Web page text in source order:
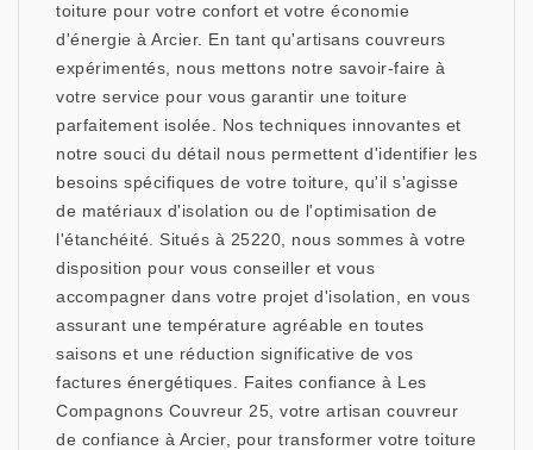
toiture pour votre confort et votre économie
d'énergie à Arcier. En tant qu'artisans couvreurs
expérimentés, nous mettons notre savoir-faire à
votre service pour vous garantir une toiture
parfaitement isolée. Nos techniques innovantes et
notre souci du détail nous permettent d'identifier les
besoins spécifiques de votre toiture, qu'il s'agisse
de matériaux d'isolation ou de l'optimisation de
l'étanchéité. Situés à 25220, nous sommes à votre
disposition pour vous conseiller et vous
accompagner dans votre projet d'isolation, en vous
assurant une température agréable en toutes
saisons et une réduction significative de vos
factures énergétiques. Faites confiance à Les
Compagnons Couvreur 25, votre artisan couvreur
de confiance à Arcier, pour transformer votre toiture